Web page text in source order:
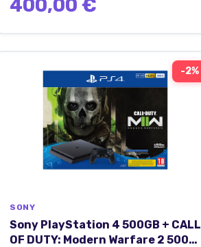
400,00 €
-2%
SONY
Sony PlayStation 4 500GB + CALL
OF DUTY: Modern Warfare 2 500